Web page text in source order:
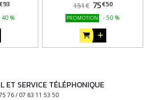
93
40 %
151€ 75€50
PROMOTION -50 %
ET SERVICE TÉLÉPHONIQUE
76 / 07 83 11 53 50